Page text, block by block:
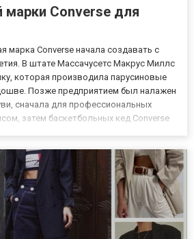
марки Converse для
марка Converse начала создавать с
В штате Массачусетс Макрус Миллс
которая производила парусиновые
Позже предприятием был налажен
сначала для профессиональных
затем баскетбольных кед Converse